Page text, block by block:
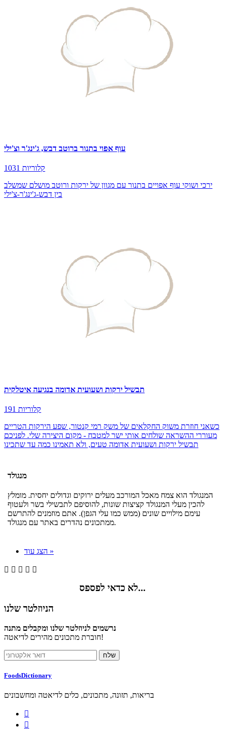
עוף אפוי בתנור ברוטב דבש, ג'ינג'ר וצ'ילי
1031 קלוריות
ירכי ושוקי עוף אפויים בתנור עם מגוון של ירקות ורוטב מושלם שמשלב
בין דבש-ג'ינג'ר-צ'ילי
תבשיל ירקות ושעועית אדומה בנגיעה איטלקית
191 קלוריות
כשאני חוזרת משוק החקלאים של משק רמי קנטור, שפע הירקות הטריים
מעוררי ההשראה שולחים אותי ישר למטבח - מקום היצירה שלי. לפניכם
תבשיל ירקות ושעועית אדומה טעים, ולא תאמינו כמה עד שתכינו
מנגולד
המנגולד הוא צמח מאכל המורכב מעלים ירוקים וגדולים יחסית. מומלץ
להכין מעלי המנגולד קציצות שונות, להוסיפם לתבשילי בשר ולעטוף
עימם מילויים שונים (ממש כמו עלי הגפן). אתם מוזמנים להתרשם
ממתכונים נהדרים באתר עם מנגולד.
הצג עוד »
    
לא כדאי לפספס...
הניוזלטר שלנו
נרשמים לניוזלטר שלנו ומקבלים מתנה
חוברת מתכונים מהירים לדיאטה!
FoodsDictionary
בריאות, תזונה, מתכונים, כלים לדיאטה ומחשבונים

